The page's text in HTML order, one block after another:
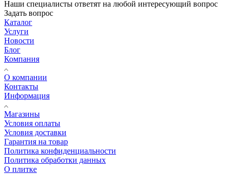
Наши специалисты ответят на любой интересующий вопрос
Задать вопрос
Каталог
Услуги
Новости
Блог
Компания
О компании
Контакты
Информация
Магазины
Условия оплаты
Условия доставки
Гарантия на товар
Политика конфиденциальности
Политика обработки данных
О плитке